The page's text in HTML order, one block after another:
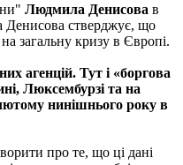
Людмила Денисова в
Денисова стверджує, що
загальну кризу в Європі.
агенцій. Тут і «боргова
Люксембурзі та на
нинішнього року в
про те, що ці дані